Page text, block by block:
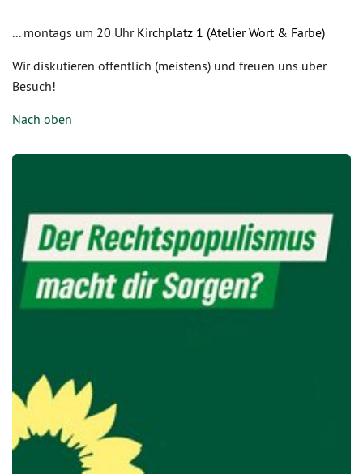
... montags um 20 Uhr Kirchplatz 1 (Atelier Wort & Farbe)
Wir diskutieren öffentlich (meistens) und freuen uns über
Besuch!
Nach oben